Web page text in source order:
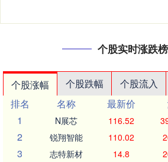
个股实时涨跌榜
个股涨幅 个股跌幅 个股流入
排名
名称 最新价
1
N展芯 116.52
2 锐翔智能 110.02
3 志特新材 14.8